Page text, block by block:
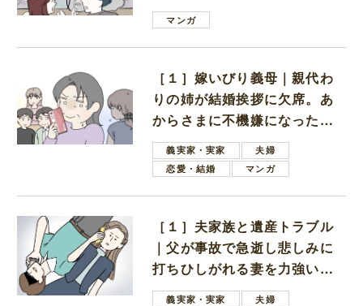
は電車好きの男の子ママ
マンガ
［１］嫁いびり義母｜親代わ
りの姉が結婚挨拶に欠席。あ
からさまに不機嫌になった義
母義実家・実家
夫婦
恋愛・結婚
マンガ
［１］夫家族と遺産トラブル
｜父が事故で急逝し悲しみに
打ちひしがれる妻を力強い言
葉で励ます夫
義実家・実家
夫婦